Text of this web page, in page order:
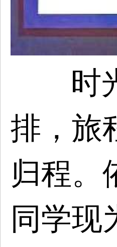
时
排，旅
归程。
同学现